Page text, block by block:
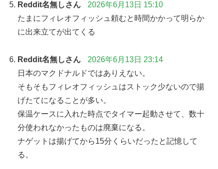
Reddit名無しさん
2026年6月13日 15:10
たまにフィレオフィッシュ頼むと時間かかって明らか
に出来立てが出てくる
Reddit名無しさん
2026年6月13日 23:14
日本のマクドナルドではありえない。
そもそもフィレオフィッシュはストック少ないので揚
げたてになることが多い。
保温ケースに入れた時点でタイマー起動させて、数十
分使われなかったものは廃棄になる。
ナゲットは揚げてから15分くらいだったと記憶して
る。